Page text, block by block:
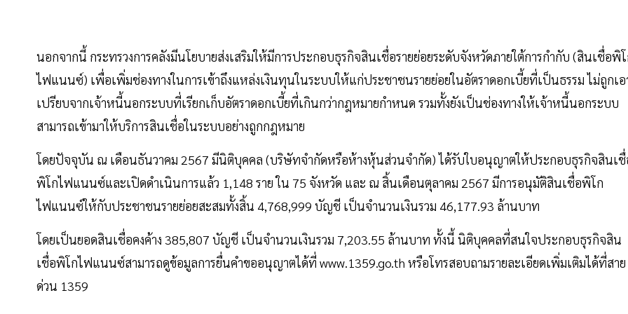
นอกจากนี้ กระทรวงการคลังมีนโยบายส่งเสริมให้มีการประกอบธุรกิจสินเชื่อรายย่อยระดับจังหวัดภายใต้การกำกับ (สินเชื่อพิ
ไฟแนนซ์) เพื่อเพิ่มช่องทางในการเข้าถึงแหล่งเงินทุนในระบบให้แก่ประชาชนรายย่อยในอัตราดอกเบี้ยที่เป็นธรรม ไม่ถูกเอ
เปรียบจากเจ้าหนี้นอกระบบที่เรียกเก็บอัตราดอกเบี้ยที่เกินกว่ากฎหมายกำหนด รวมทั้งยังเป็นช่องทางให้เจ้าหนี้นอกระบบ
สามารถเข้ามาให้บริการสินเชื่อในระบบอย่างถูกกฎหมาย
โดยปัจจุบัน ณ เดือนธันวาคม 2567 มีนิติบุคคล (บริษัทจำกัดหรือห้างหุ้นส่วนจำกัด) ได้รับใบอนุญาตให้ประกอบธุรกิจสินเชื่
พิโกไฟแนนซ์และเปิดดำเนินการแล้ว 1,148 ราย ใน 75 จังหวัด และ ณ สิ้นเดือนตุลาคม 2567 มีการอนุมัติสินเชื่อพิโก
ไฟแนนซ์ให้กับประชาชนรายย่อยสะสมทั้งสิ้น 4,768,999 บัญชี เป็นจำนวนเงินรวม 46,177.93 ล้านบาท
โดยเป็นยอดสินเชื่อคงค้าง 385,807 บัญชี เป็นจำนวนเงินรวม 7,203.55 ล้านบาท ทั้งนี้ นิติบุคคลที่สนใจประกอบธุรกิจสิน
เชื่อพิโกไฟแนนซ์สามารถดูข้อมูลการยื่นคำขออนุญาตได้ที่ www.1359.go.th หรือโทรสอบถามรายละเอียดเพิ่มเติมได้ที่สาย
ด่วน 1359